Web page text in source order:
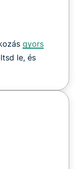
gyors
le, és